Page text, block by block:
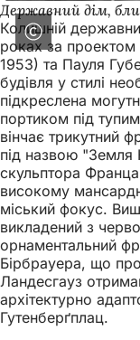
Державний дім,
Колишній
роках за проектом
1953) та Пауля
будівля у стилі
підкреслена
портиком під
вінчає трикутний
під назвою "Земля
скульптора
високому
міський фокус.
викладений з
орнаментальний
Бірбрауера, що
Ландесгауз
архітектурно
Гутенберґплац.